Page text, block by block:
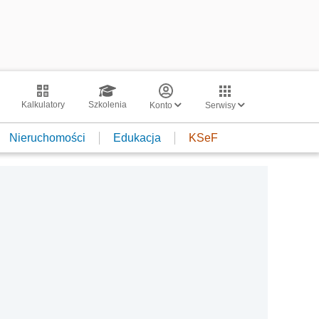
Kalkulatory Szkolenia Konto Serwisy
Nieruchomości Edukacja KSeF